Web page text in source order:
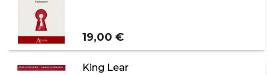
Prix
19,00 €
King Lear